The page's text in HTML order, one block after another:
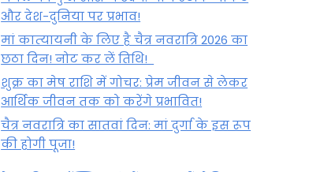
और देश-दुनिया पर प्रभाव!
मां कात्‍यायनी के लिए है चैत्र नवरात्रि 2026 का
छठा दिन! नोट कर लें तिथि!
शुक्र का मेष राशि में गोचर: प्रेम जीवन से लेकर
आर्थिक जीवन तक को करेंगे प्रभावित!
चैत्र नवरात्रि का सातवां दिन: मां दुर्गा के इस रूप
की होगी पूजा!